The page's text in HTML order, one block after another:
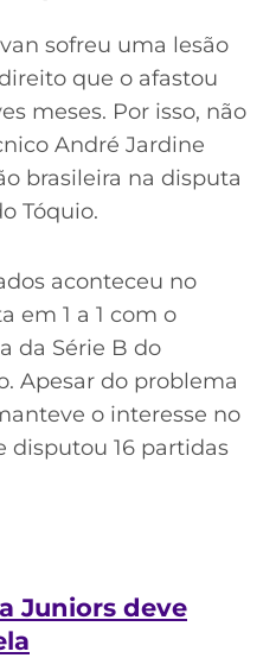
sofreu uma lesão
que o afastou
meses. Por isso, não
André Jardine
brasileira na disputa
Tóquio.
aconteceu no
em 1 a 1 com o
da Série B do
Apesar do problema
o interesse no
disputou 16 partidas
Juniors deve